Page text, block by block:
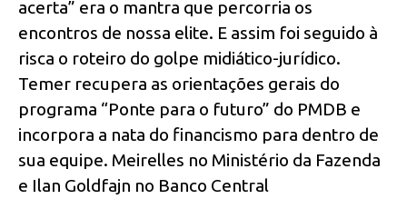
acerta” era o mantra que percorria os
encontros de nossa elite. E assim foi seguido à
risca o roteiro do golpe midiático-jurídico.
Temer recupera as orientações gerais do
programa “Ponte para o futuro” do PMDB e
incorpora a nata do financismo para dentro de
sua equipe. Meirelles no Ministério da Fazenda
e Ilan Goldfajn no Banco Central